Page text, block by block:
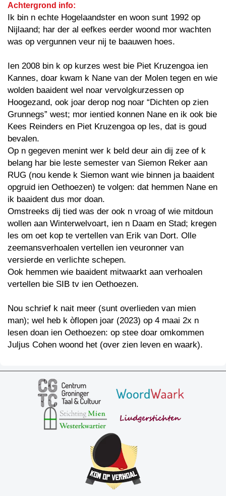
Achtergrond info:
Ik bin n echte Hogelaandster en woon sunt 1992 op
Nijlaand; har der al eefkes eerder woond mor wachten
was op vergunnen veur nij te baauwen hoes.
Ien 2008 bin k op kurzes west bie Piet Kruzengoa ien
Kannes, doar kwam k Nane van der Molen tegen en wie
wolden baaident wel noar vervolgkurzessen op
Hoogezand, ook joar derop nog noar “Dichten op zien
Grunnegs” west; mor ientied konnen Nane en ik ook bie
Kees Reinders en Piet Kruzengoa op les, dat is goud
bevalen.
Op n gegeven menint wer k beld deur ain dij zee of k
belang har bie leste semester van Siemon Reker aan
RUG (nou kende k Siemon want wie binnen ja baaident
opgruid ien Oethoezen) te volgen: dat hemmen Nane en
ik baaident dus mor doan.
Omstreeks dij tied was der ook n vroag of wie mitdoun
wollen aan Winterwelvoart, ien n Daam en Stad; kregen
les om oet kop te vertellen van Erik van Dort. Olle
zeemansverhoalen vertellen ien veuronner van
versierde en verlichte schepen.
Ook hemmen wie baaident mitwaarkt aan verhoalen
vertellen bie SIB tv ien Oethoezen.
Nou schrief k nait meer (sunt overlieden van mien
man); wel heb k òflopen joar (2023) op 4 maai 2x n
lesen doan ien Oethoezen: op stee doar omkommen
Juljus Cohen woond het (over zien leven en waark).